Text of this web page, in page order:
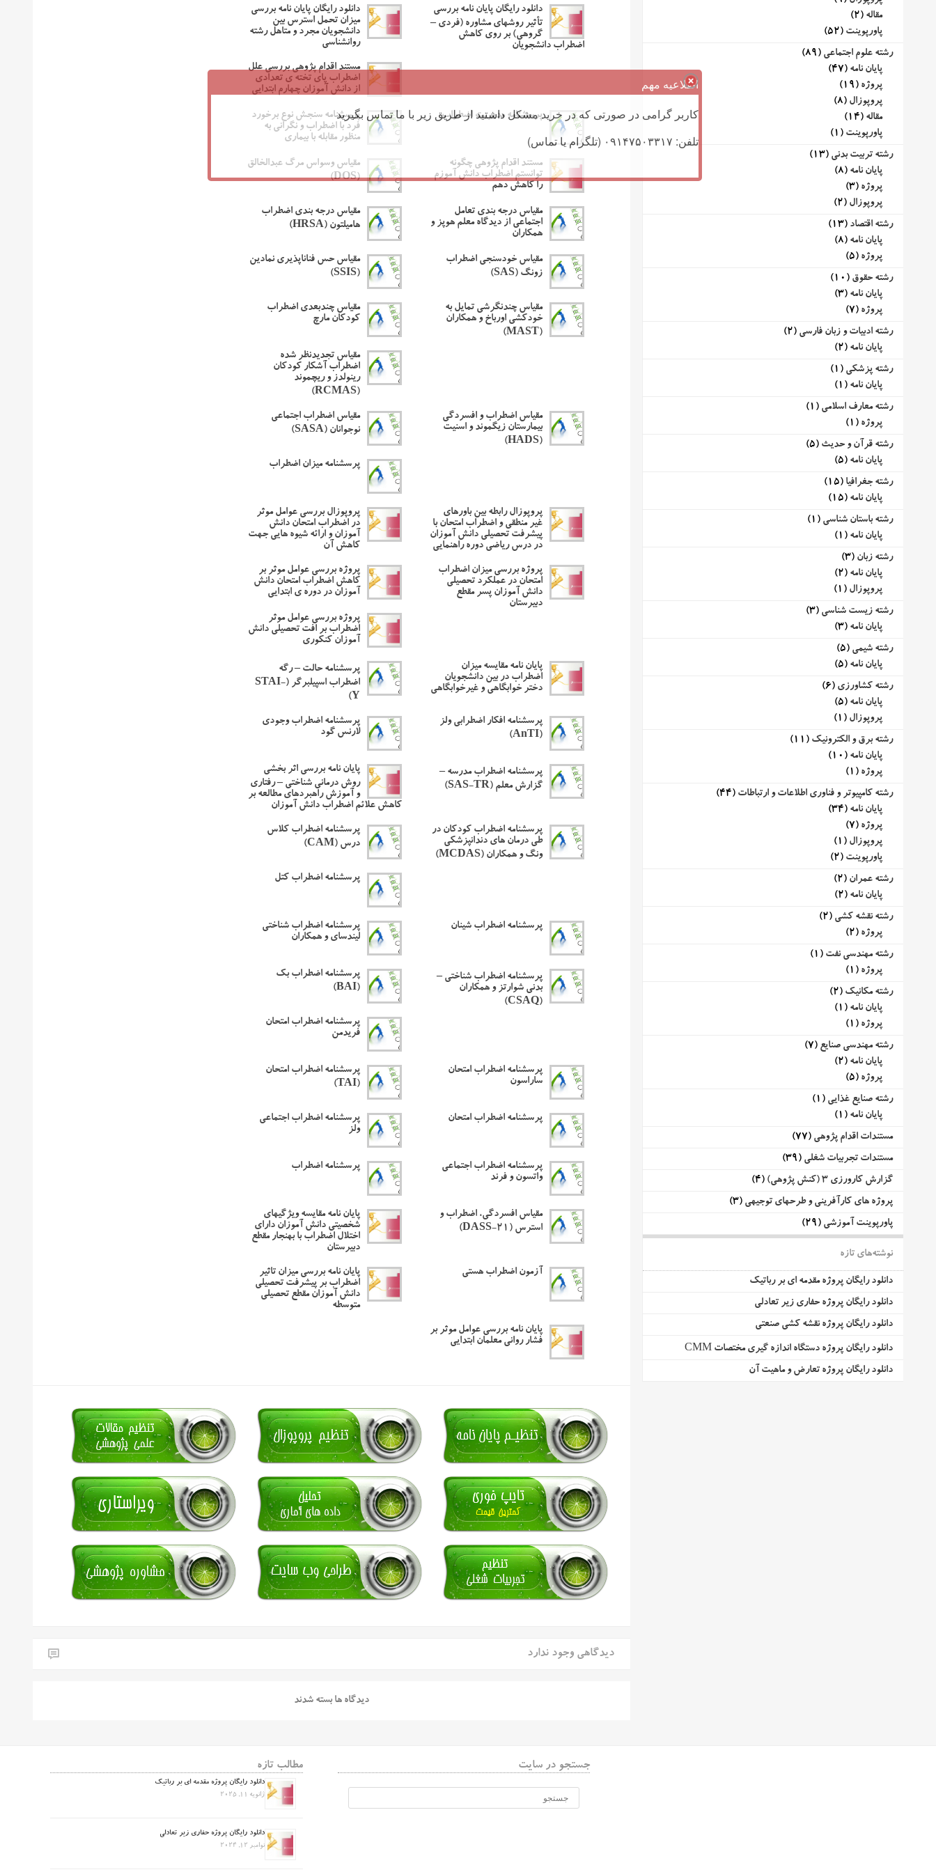
دانلود رایگان پایان نامه بررسی
تأثیر روشهای مشاوره (فردی –
گروهی) بر روی کاهش
اضطراب دانشجویان
دانلود رایگان پایان نامه بررسی
میزان تحمل استرس بین
دانشجویان مجرد و متاهل رشته
روانشناسی
مستند اقدام پژوهی بررسی علل
اضطراب پای تخته ی تعدادی
از دانش آموزان چهارم ابتدایی
پرسشنامه مدیریت اضطراب
پرسشنامه سنجش نوع برخورد
فرد با اضطراب و نگرانی به
منظور مقابله با بیماری
مستند اقدام پژوهی چگونه
توانستم اضطراب دانش آموزم
را کاهش دهم
مقیاس وسواس مرگ عبدالخالق
(DOS)
مقیاس درجه بندی تعامل
اجتماعی از دیدگاه معلم هوپز و
همکاران
مقیاس درجه بندی اضطراب
هامیلتون (HRSA)
مقیاس خودسنجی اضطراب
زونگ (SAS)
مقیاس حس فناناپذیری نمادین
(SSIS)
مقیاس چندنگرشی تمایل به
خودکشی اورباخ و همکاران
(MAST)
مقیاس چندبعدی اضطراب
کودکان مارچ
مقیاس تجدیدنظر شده
اضطراب آشکار کودکان
رینولدز و ریچموند
(RCMAS)
مقیاس اضطراب و افسردگی
بیمارستان زیگموند و اسنیت
(HADS)
مقیاس اضطراب اجتماعی
نوجوانان (SASA)
پرسشنامه میزان اضطراب
پروپوزال رابطه بین باورهای
غیر منطقی و اضطراب امتحان با
پیشرفت تحصیلی دانش آموزان
در درس ریاضی دوره راهنمایی
پروپوزال بررسی عوامل موثر
در اضطراب امتحان دانش
آموزان و ارائه شیوه هایی جهت
کاهش آن
پروژه بررسی میزان اضطراب
امتحان در عملکرد تحصیلی
دانش آموزان پسر مقطع
دبیرستان
پروژه بررسی عوامل موثر بر
کاهش اضطراب امتحان دانش
آموزان در دوره ی ابتدایی
پروژه بررسی عوامل موثر
اضطراب بر افت تحصیلی دانش
آموزان کنکوری
پایان نامه مقایسه میزان
اضطراب در بین دانشجویان
دختر خوابگاهی و غیرخوابگاهی
پرسشنامه حالت – رگه
اضطراب اسپیلبرگر (STAI-
Y)
پرسشنامه افکار اضطرابی ولز
(AnTI)
پرسشنامه اضطراب وجودی
لارنس گود
پرسشنامه اضطراب مدرسه –
گزارش معلم (SAS-TR)
پایان نامه بررسی اثر بخشی
روش درمانی شناختی – رفتاری
و آموزش راهبردهای مطالعه بر
کاهش علائم اضطراب دانش آموزان
پرسشنامه اضطراب کودکان در
طی درمان های دندانپزشکی
ونگ و همکاران (MCDAS)
پرسشنامه اضطراب کلاس
درس (CAM)
پرسشنامه اضطراب کتل
پرسشنامه اضطراب شینان
پرسشنامه اضطراب شناختی
لیندسای و همکاران
پرسشنامه اضطراب شناختی –
بدنی شوارتز و همکاران
(CSAQ)
پرسشنامه اضطراب بک
(BAI)
پرسشنامه اضطراب امتحان
فریدمن
پرسشنامه اضطراب امتحان
ساراسون
پرسشنامه اضطراب امتحان
(TAI)
پرسشنامه اضطراب امتحان
پرسشنامه اضطراب اجتماعی
ولز
پرسشنامه اضطراب اجتماعی
واتسون و فرند
پرسشنامه اضطراب
مقیاس افسردگی، اضطراب و
استرس (DASS-21)
پایان نامه مقایسه ویژگیهای
شخصیتی دانش آموزان دارای
اختلال اضطراب با بهنجار مقطع
دبیرستان
آزمون اضطراب هستی
پایان نامه بررسی میزان تاثیر
اضطراب بر پیشرفت تحصیلی
دانش آموزان مقطع تحصیلی
متوسطه
پایان نامه بررسی عوامل موثر بر
فشار روانی معلمان ابتدایی
دیدگاهی وجود ندارد
دیدگاه ها بسته شدند
مقاله (2)
پاورپوینت (52)
رشته علوم اجتماعی (89)
پایان نامه (47)
پروژه (19)
پروپوزال (8)
مقاله (14)
پاورپوینت (1)
رشته تربیت بدنی (13)
پایان نامه (8)
پروژه (3)
پروپوزال (2)
رشته اقتصاد (13)
پایان نامه (8)
پروژه (5)
رشته حقوق (10)
پایان نامه (3)
پروژه (7)
رشته ادبیات و زبان فارسی (2)
پایان نامه (2)
رشته پزشکی (1)
پایان نامه (1)
رشته معارف اسلامی (1)
پروژه (1)
رشته قرآن و حدیث (5)
پایان نامه (5)
رشته جغرافیا (15)
پایان نامه (15)
رشته باستان شناسی (1)
پایان نامه (1)
رشته زبان (3)
پایان نامه (2)
پروپوزال (1)
رشته زیست شناسی (3)
پایان نامه (3)
رشته شیمی (5)
پایان نامه (5)
رشته کشاورزی (6)
پایان نامه (5)
پروپوزال (1)
رشته برق و الکترونیک (11)
پایان نامه (10)
پروژه (1)
رشته کامپیوتر و فناوری اطلاعات و ارتباطات (44)
پایان نامه (34)
پروژه (7)
پروپوزال (1)
پاورپوینت (2)
رشته عمران (2)
پایان نامه (2)
رشته نقشه کشی (2)
پروژه (2)
رشته مهندسی نفت (1)
پروژه (1)
رشته مکانیک (2)
پایان نامه (1)
پروژه (1)
رشته مهندسی صنایع (7)
پایان نامه (2)
پروژه (5)
رشته صنایع غذایی (1)
پایان نامه (1)
مستندات اقدام پژوهی (77)
مستندات تجربیات شغلی (39)
گزارش کارورزی 3 (کنش پژوهی)
(4)
پروژه های کارآفرینی و طرحهای توجیهی (3)
پاورپوینت آموزشی (29)
نوشته‌های تازه
دانلود رایگان پروژه مقدمه ای بر رباتیک
دانلود رایگان پروژه حفاری زیر تعادلی
دانلود رایگان پروژه نقشه کشی صنعتی
دانلود رایگان پروژه دستگاه اندازه گیری مختصات CMM
دانلود رایگان پروژه تعارض و ماهیت آن
اطلاعیه مهم
کاربر گرامی در صورتی که در خرید مشکل داشتید از طریق زیر با ما تماس بگیرید
تلفن: ۰۹۱۴۷۵۰۳۳۱۷ (تلگرام یا تماس)
مطالب تازه
دانلود رایگان پروژه مقدمه ای بر رباتیک
ژانویه 11, 2025
دانلود رایگان پروژه حفاری زیر تعادلی
نوامبر 12, 2024
جستجو در سایت